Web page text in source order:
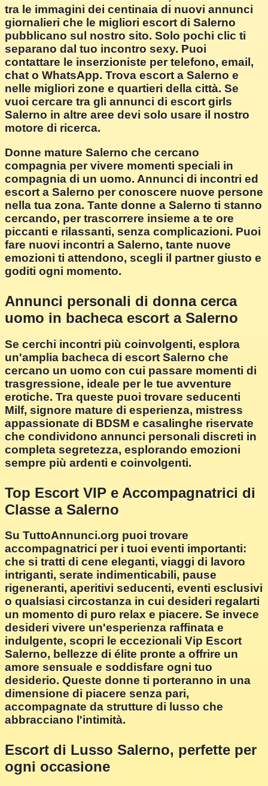
tra le immagini dei centinaia di nuovi annunci
giornalieri che le migliori escort di Salerno
pubblicano sul nostro sito. Solo pochi clic ti
separano dal tuo incontro sexy. Puoi
contattare le inserzioniste per telefono, email,
chat o WhatsApp. Trova escort a Salerno e
nelle migliori zone e quartieri della città. Se
vuoi cercare tra gli annunci di escort girls
Salerno in altre aree devi solo usare il nostro
motore di ricerca.
Donne mature Salerno che cercano
compagnia per vivere momenti speciali in
compagnia di un uomo. Annunci di incontri ed
escort a Salerno per conoscere nuove persone
nella tua zona. Tante donne a Salerno ti stanno
cercando, per trascorrere insieme a te ore
piccanti e rilassanti, senza complicazioni. Puoi
fare nuovi incontri a Salerno, tante nuove
emozioni ti attendono, scegli il partner giusto e
goditi ogni momento.
Annunci personali di donna cerca
uomo in bacheca escort a Salerno
Se cerchi incontri più coinvolgenti, esplora
un'amplia bacheca di escort Salerno che
cercano un uomo con cui passare momenti di
trasgressione, ideale per le tue avventure
erotiche. Tra queste puoi trovare seducenti
Milf, signore mature di esperienza, mistress
appassionate di BDSM e casalinghe riservate
che condividono annunci personali discreti in
completa segretezza, esplorando emozioni
sempre più ardenti e coinvolgenti.
Top Escort VIP e Accompagnatrici di
Classe a Salerno
Su TuttoAnnunci.org puoi trovare
accompagnatrici per i tuoi eventi importanti:
che si tratti di cene eleganti, viaggi di lavoro
intriganti, serate indimenticabili, pause
rigeneranti, aperitivi seducenti, eventi esclusivi
o qualsiasi circostanza in cui desideri regalarti
un momento di puro relax e piacere. Se invece
desideri vivere un'esperienza raffinata e
indulgente, scopri le eccezionali Vip Escort
Salerno, bellezze di élite pronte a offrire un
amore sensuale e soddisfare ogni tuo
desiderio. Queste donne ti porteranno in una
dimensione di piacere senza pari,
accompagnate da strutture di lusso che
abbracciano l'intimità.
Escort di Lusso Salerno, perfette per
ogni occasione